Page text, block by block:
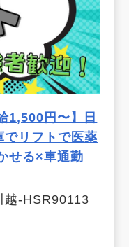
1,500円〜】日
リフトで医薬
せる×車通勤
越-HSR90113